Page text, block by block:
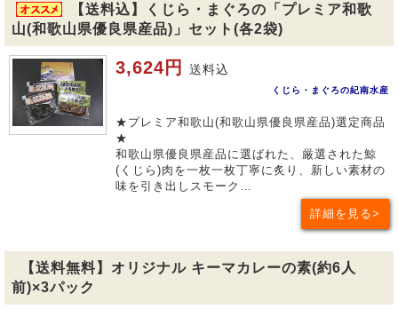
【送料込】くじら・まぐろの「プレミア和歌
山(和歌山県優良県産品)」セット(各2袋)
3,624円 送料込
くじら・まぐろの紀南水産
★プレミア和歌山(和歌山県優良県産品)選定商品
★
和歌山県優良県産品に選ばれた、厳選された鯨
(くじら)肉を一枚一枚丁寧に炙り、新しい素材の
味を引き出しスモーク…
詳細を見る
【送料無料】オリジナル キーマカレーの素(約6人
前)×3パック